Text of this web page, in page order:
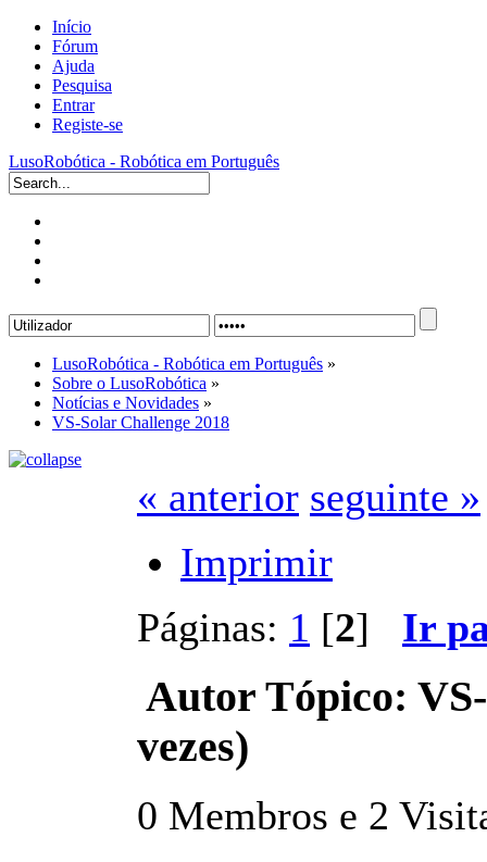
Início
Fórum
Ajuda
Pesquisa
Entrar
Registe-se
LusoRobótica - Robótica em Português
LusoRobótica - Robótica em Português »
Sobre o LusoRobótica »
Notícias e Novidades »
VS-Solar Challenge 2018
« anterior seguinte »
Imprimir
Páginas: 1 [2] Ir
Autor Tópico:
vezes)
0 Membros e 2